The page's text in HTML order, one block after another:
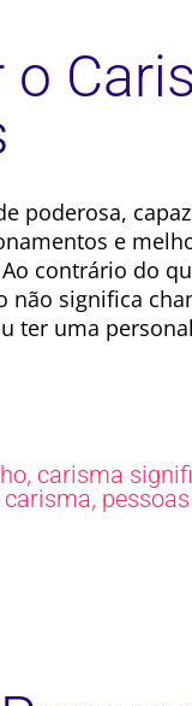
poderosa,
e
contrário do
não significa
ter uma
, carisma
carisma,